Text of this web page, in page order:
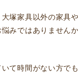
大塚家具以外の家具
みではありませんか
て時間がない方で